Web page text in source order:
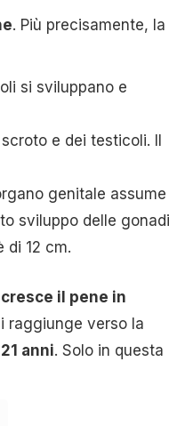
. Più precisamente, la
si sviluppano e
e dei testicoli. Il
genitale assume
sviluppo delle
di 12 cm.
il pene in
raggiunge verso la
anni. Solo in questa